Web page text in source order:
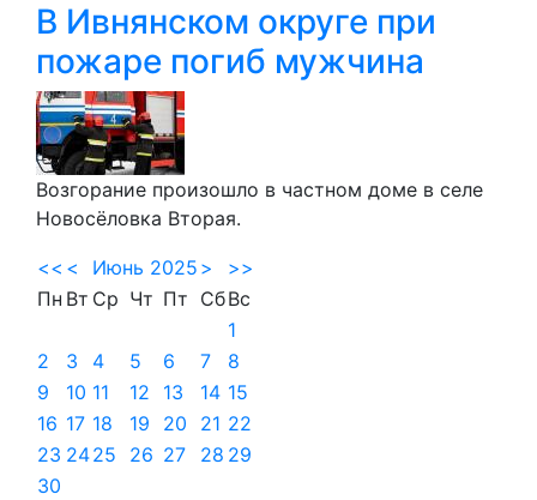
В Ивнянском округе при
пожаре погиб мужчина
Возгорание произошло в частном доме в селе
Новосёловка Вторая.
<< < Июнь 2025 >
>>
Пн Вт Ср Чт Пт СбВс
1
2
3 4 5 6 7
8
9
10 11 12 13 14 15
16 17 18 19 20 21 22
23 2425 26 27 28 29
30